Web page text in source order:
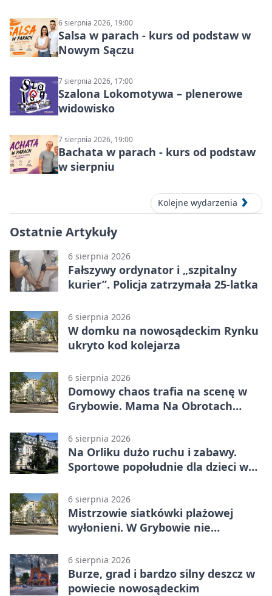
6 sierpnia 2026, 19:00
Salsa w parach - kurs od podstaw w
Nowym Sączu
7 sierpnia 2026, 17:00
Szalona Lokomotywa – plenerowe
widowisko
7 sierpnia 2026, 19:00
Bachata w parach - kurs od podstaw
w sierpniu
Kolejne wydarzenia
Ostatnie Artykuły
6 sierpnia 2026
Fałszywy ordynator i „szpitalny
kurier”. Policja zatrzymała 25-latka
6 sierpnia 2026
W domku na nowosądeckim Rynku
ukryto kod kolejarza
6 sierpnia 2026
Domowy chaos trafia na scenę w
Grybowie. Mama Na Obrotach
6 sierpnia 2026
Na Orliku dużo ruchu i zabawy.
Sportowe popołudnie dla dzieci w
6 sierpnia 2026
Mistrzowie siatkówki plażowej
wyłonieni. W Grybowie nie
6 sierpnia 2026
Burze, grad i bardzo silny deszcz w
powiecie nowosądeckim